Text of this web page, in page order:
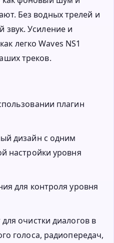
Без водных трелей и
звук. Усиление и
легко Waves NS1
треков.
плагин
дизайн с одним
настройки уровня
для контроля уровня
очистки диалогов в
голоса, радиопередач,